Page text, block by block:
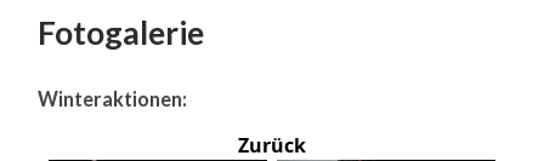
Fotogalerie
Winteraktionen:
Zurück